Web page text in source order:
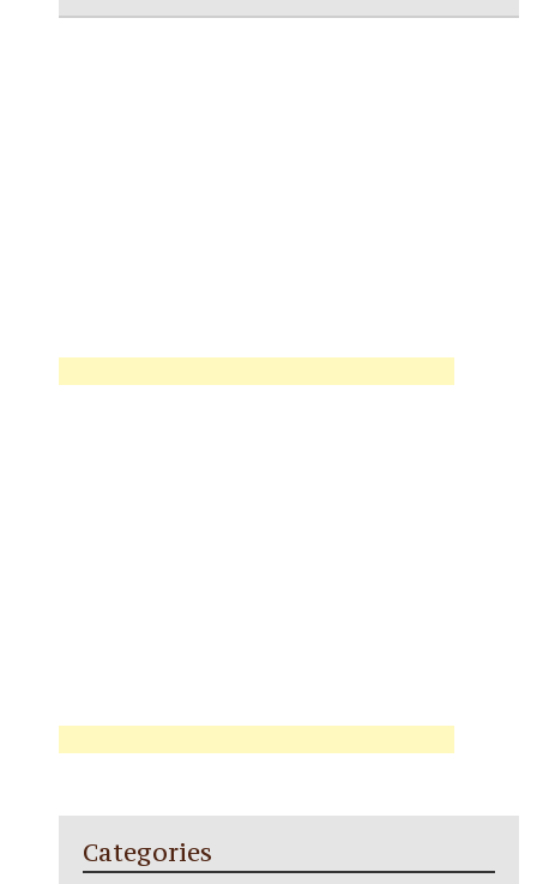
Categories